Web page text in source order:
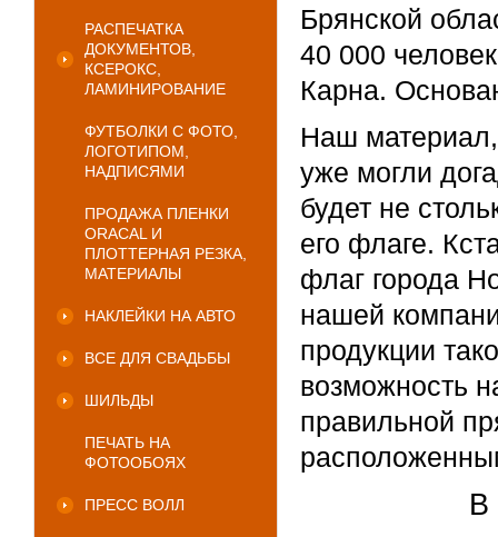
РАСПЕЧАТКА
ДОКУМЕНТОВ,
КСЕРОКС,
ЛАМИНИРОВАНИЕ
ФУТБОЛКИ С ФОТО,
ЛОГОТИПОМ,
НАДПИСЯМИ
ПРОДАЖА ПЛЕНКИ
ORACAL И
ПЛОТТЕРНАЯ РЕЗКА,
МАТЕРИАЛЫ
НАКЛЕЙКИ НА АВТО
ВСЕ ДЛЯ СВАДЬБЫ
ШИЛЬДЫ
ПЕЧАТЬ НА
ФОТООБОЯХ
ПРЕСС ВОЛЛ
Брянской
40 000
Карна.
Наш
уже могли
будет не
его флаге.
флаг города
нашей
продукции
возможность
правильной